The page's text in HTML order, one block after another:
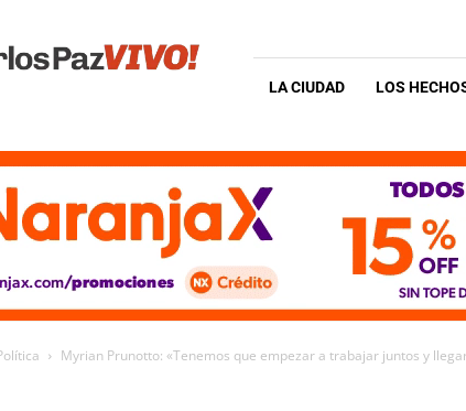
LA CIUDAD LOS
Myrian Prunotto: «Tenemos que empezar a trabajar juntos y